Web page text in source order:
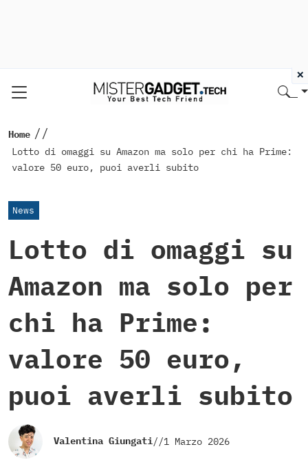
Home //
Lotto di omaggi su Amazon ma solo per chi ha Prime:
valore 50 euro, puoi averli subito
News
Lotto di omaggi su
Amazon ma solo per
chi ha Prime:
valore 50 euro,
puoi averli subito
Valentina Giungati//1 Marzo 2026
×